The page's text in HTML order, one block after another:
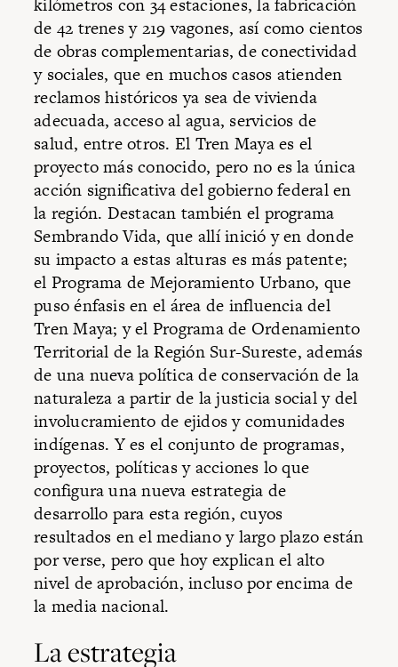
kilómetros con 34 estaciones, la fabricación
de 42 trenes y 219 vagones, así como cientos
de obras complementarias, de conectividad
y sociales, que en muchos casos atienden
reclamos históricos ya sea de vivienda
adecuada, acceso al agua, servicios de
salud, entre otros. El Tren Maya es el
proyecto más conocido, pero no es la única
acción significativa del gobierno federal en
la región. Destacan también el programa
Sembrando Vida, que allí inició y en donde
su impacto a estas alturas es más patente;
el Programa de Mejoramiento Urbano, que
puso énfasis en el área de influencia del
Tren Maya; y el Programa de Ordenamiento
Territorial de la Región Sur-Sureste, además
de una nueva política de conservación de la
naturaleza a partir de la justicia social y del
involucramiento de ejidos y comunidades
indígenas. Y es el conjunto de programas,
proyectos, políticas y acciones lo que
configura una nueva estrategia de
desarrollo para esta región, cuyos
resultados en el mediano y largo plazo están
por verse, pero que hoy explican el alto
nivel de aprobación, incluso por encima de
la media nacional.
La estrategia